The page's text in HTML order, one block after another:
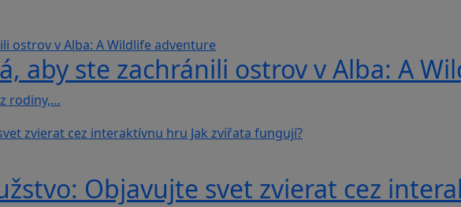
aby ste zachránili ostrov v Alba: A
rodiny,…
Objavujte svet zvierat cez